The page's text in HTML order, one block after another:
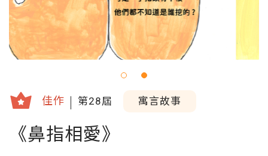
/
佳作 第28屆 寓言故事
《鼻指相愛》